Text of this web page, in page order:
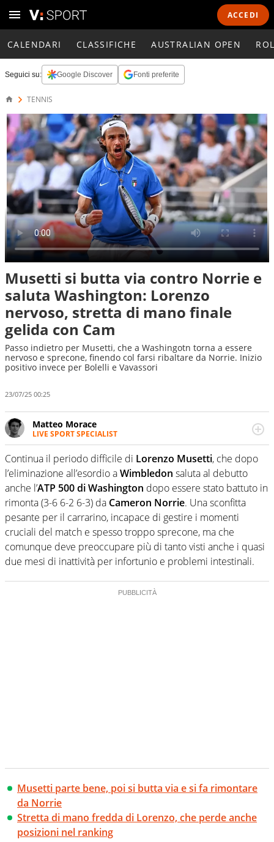
ACCEDI
CALENDARI CLASSIFICHE AUSTRALIAN OPEN
Seguici su: Google Discover Fonti preferite
TENNIS
Musetti si butta via contro Norrie e
saluta Washington: Lorenzo
nervoso, stretta di mano finale
gelida con Cam
Passo indietro per Musetti, che a Washingotn torna a essere
nervoso e sprecone, finendo col farsi ribaltare da Norrie. Inizio
positivo invece per Bolelli e Vavassori
23/07/25 00:25
Matteo Morace
LIVE SPORT SPECIALIST
La multimedialità quale approccio personale e
professionale. Ama raccontare lo sport focalizzando ogni
attenzione sul tempo reale: la verità della dirette non
sono opinioni ma fatti
Continua il periodo difficile di Lorenzo Musetti, che dopo
l’eliminazione all’esordio aWimbledon saluta al debutto
anche l’ATP 500 di Washington dopo essere stato battuto in
rimonta (3-6 6-2 6-3) da Cameron Norrie. Una sconfitta
pesante per il carrarino, incapace di gestire i momenti
cruciali del match e spesso troppo sprecone, ma che
comunque deve preoccupare più di tanto visti anche i quasi
due mesi di inattività per infortunio e problemi intestinali.
Musetti parte bene, poi si butta via e si fa rimontare
da Norrie
Stretta di mano fredda di Lorenzo, che perde anche
posizioni nel ranking